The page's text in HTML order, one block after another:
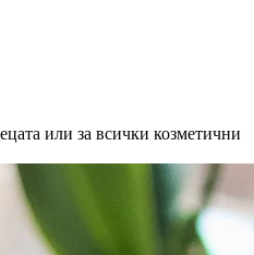
или за всички козметични